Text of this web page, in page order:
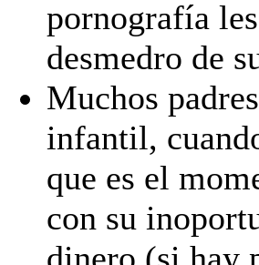
pornografía
desmedro de
Muchos
infantil,
que es el
con su